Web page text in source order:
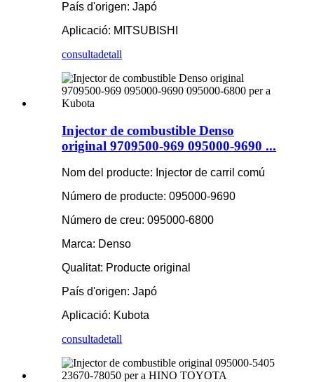
País d'origen: Japó
Aplicació: MITSUBISHI
consultadetall
Injector de combustible Denso
original 9709500-969 095000-9690 ...
Nom del producte: Injector de carril comú
Número de producte: 095000-9690
Número de creu: 095000-6800
Marca: Denso
Qualitat: Producte original
País d'origen: Japó
Aplicació: Kubota
consultadetall